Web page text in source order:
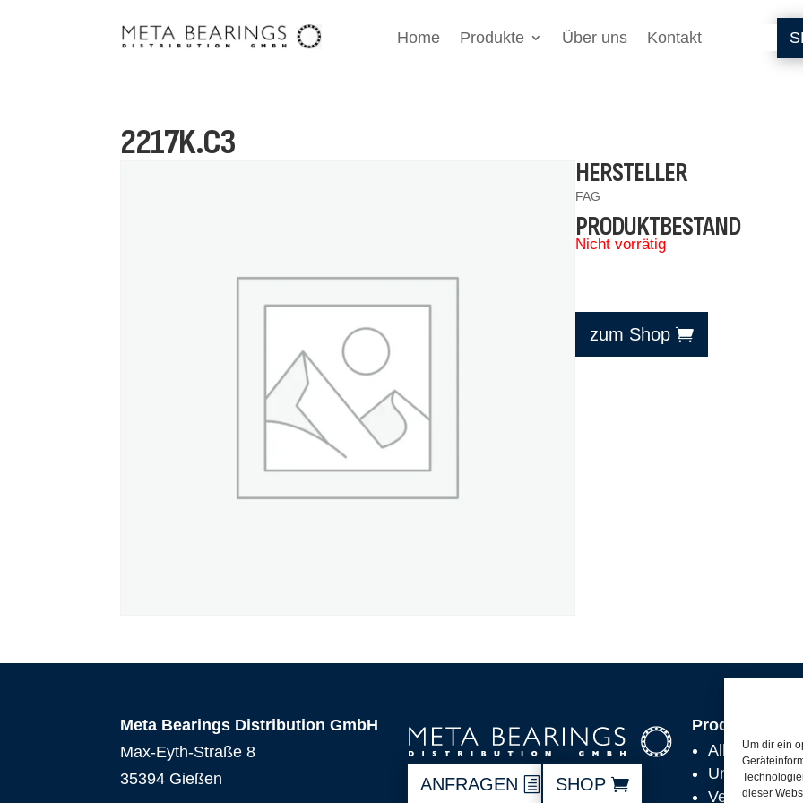
Um dir ein
dieser
Home Produkte Über uns Kontakt
2217K.C3
HERSTELLER
FAG
PRODUKTBESTAND
Nicht vorrätig
zum Shop
Meta Bearings Distribution GmbH
Max-Eyth-Straße 8
35394 Gießen
ANFRAGEN SHOP
Produkte
Alle
Unsere
Versand,